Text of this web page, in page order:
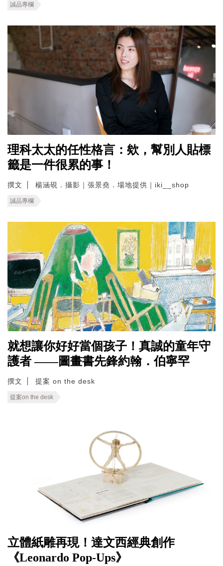
誠品專欄
理科太太的任性格言：欸，幫別人貼標
籤是一件很累的事！
撰文 楊涵硯．攝影｜張景堯．場地提供｜iki__shop
誠品專欄
就想讓你好好當個孩子！真誠的童年守
護者 ——圖畫書先鋒約翰．伯寧罕
撰文 提案 on the desk
提案on the desk
立體紙雕再現！達文西經典創作
《Leonardo Pop-Ups》